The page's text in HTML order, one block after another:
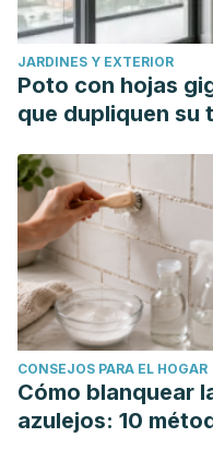
Labrador, F. J., &
psicológicos eficaces
Psicothema ,13(3),
https://
aggression, violence,
Justice,vol. 77, 101865.
https://
Manzo, C., & Yulis, C.
sexual.
Terapia
https://
Valero Aguayo, L. &
de un caso de
pareja y terapia sexual.
(3), 48-57.
https://
JARDINES Y EXTERIOR
Poto con hojas
que dupliquen su
CONSEJOS PARA EL HOGAR
Cómo blanquear
azulejos: 10